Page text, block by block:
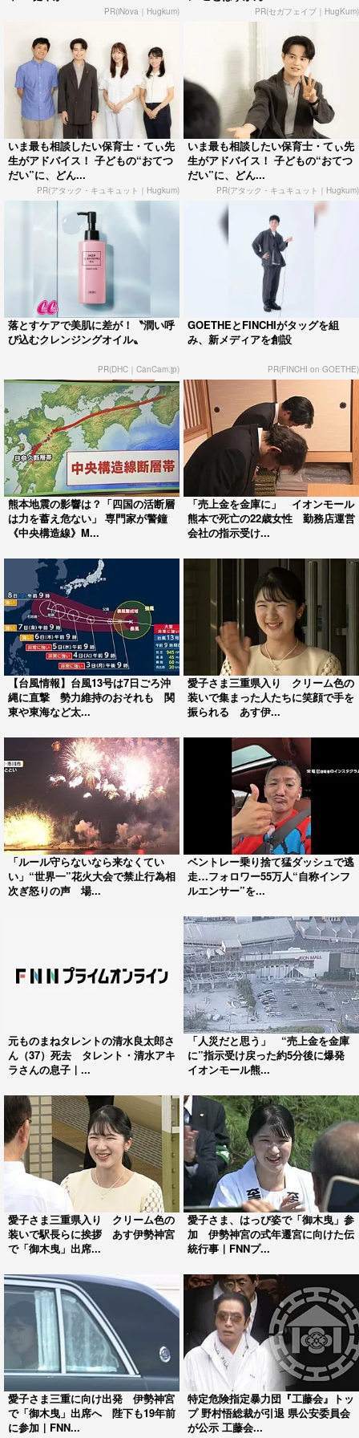
PR(iNova｜Hugkum) PR(セガフェイブ｜HugKum)
いま最も相談したい保育士・てぃ先
生がアドバイス！ 子どもの“おてつ
だい”に、どん...
PR(アタック・キュキュット｜Hugkum)
いま最も相談したい保育士・てぃ先
生がアドバイス！ 子どもの“おてつ
だい”に、どん...
PR(アタック・キュキュット｜Hugkum)
落とすケアで美肌に差が！〝潤い呼
び込むクレンジングオイル〟
PR(DHC｜CanCam.jp)
GOETHEとFINCHIがタッグを組
み、新メディアを創設
PR(FINCHI on GOETHE)
熊本地震の影響は？「四国の活断層
は力を蓄え危ない」 専門家が警鐘
《中央構造線》M...
「売上金を金庫に」 イオンモール
熊本で死亡の22歳女性 勤務店運営
会社の指示受け...
【台風情報】台風13号は7日ごろ沖
縄に直撃 勢力維持のおそれも 関
東や東海など太...
愛子さま三重県入り クリーム色の
装いで集まった人たちに笑顔で手を
振られる あす伊...
「ルール守らないなら来なくてい
い」“世界一”花火大会で禁止行為相
次ぎ怒りの声 場...
ベントレー乗り捨て猛ダッシュで逃
走…フォロワー55万人“自称インフ
ルエンサー”を...
元ものまねタレントの清水良太郎さ
ん（37）死去 タレント・清水アキ
ラさんの息子｜...
「人災だと思う」 “売上金を金庫
に”指示受け戻った約5分後に爆発
イオンモール熊...
愛子さま三重県入り クリーム色の
装いで駅長らに挨拶 あす伊勢神宮
で「御木曳」出席...
愛子さま、はっぴ姿で「御木曳」参
加 伊勢神宮の式年遷宮に向けた伝
統行事｜FNNプ...
愛子さま三重に向け出発 伊勢神宮
で「御木曳」出席へ 陛下も19年前
に参加｜FNN...
特定危険指定暴力団『工藤会』トッ
プ 野村悟総裁が引退 県公安委員会
が公示 工藤会...